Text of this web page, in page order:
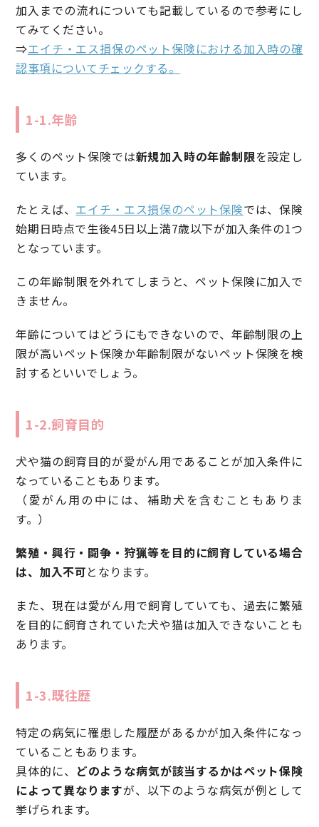
加入までの流れについても記載しているので参考にし
てみてください。
⇒エイチ・エス損保のペット保険における加入時の確
認事項についてチェックする。
1-1.年齢
多くのペット保険では新規加入時の年齢制限を設定し
ています。
たとえば、 エイチ・エス損保のペット保険では、保険
始期日時点で生後45日以上満7歳以下が加入条件の1つ
となっています。
この年齢制限を外れてしまうと、ペット保険に加入で
きません。
年齢についてはどうにもできないので、年齢制限の上
限が高いペット保険か年齢制限がないペット保険を検
討するといいでしょう。
1-2.飼育目的
犬や猫の飼育目的が愛がん用であることが加入条件に
なっていることもあります。
（愛がん用の中には、補助犬を含むこともありま
す。）
繁殖・興行・闘争・狩猟等を目的に飼育している場合
は、加入不可となります。
また、現在は愛がん用で飼育していても、過去に繁殖
を目的に飼育されていた犬や猫は加入できないことも
あります。
1-3.既往歴
特定の病気に罹患した履歴があるかが加入条件になっ
ていることもあります。
具体的に、 どのような病気が該当するかはペット保険
によって異なりますが、以下のような病気が例として
挙げられます。